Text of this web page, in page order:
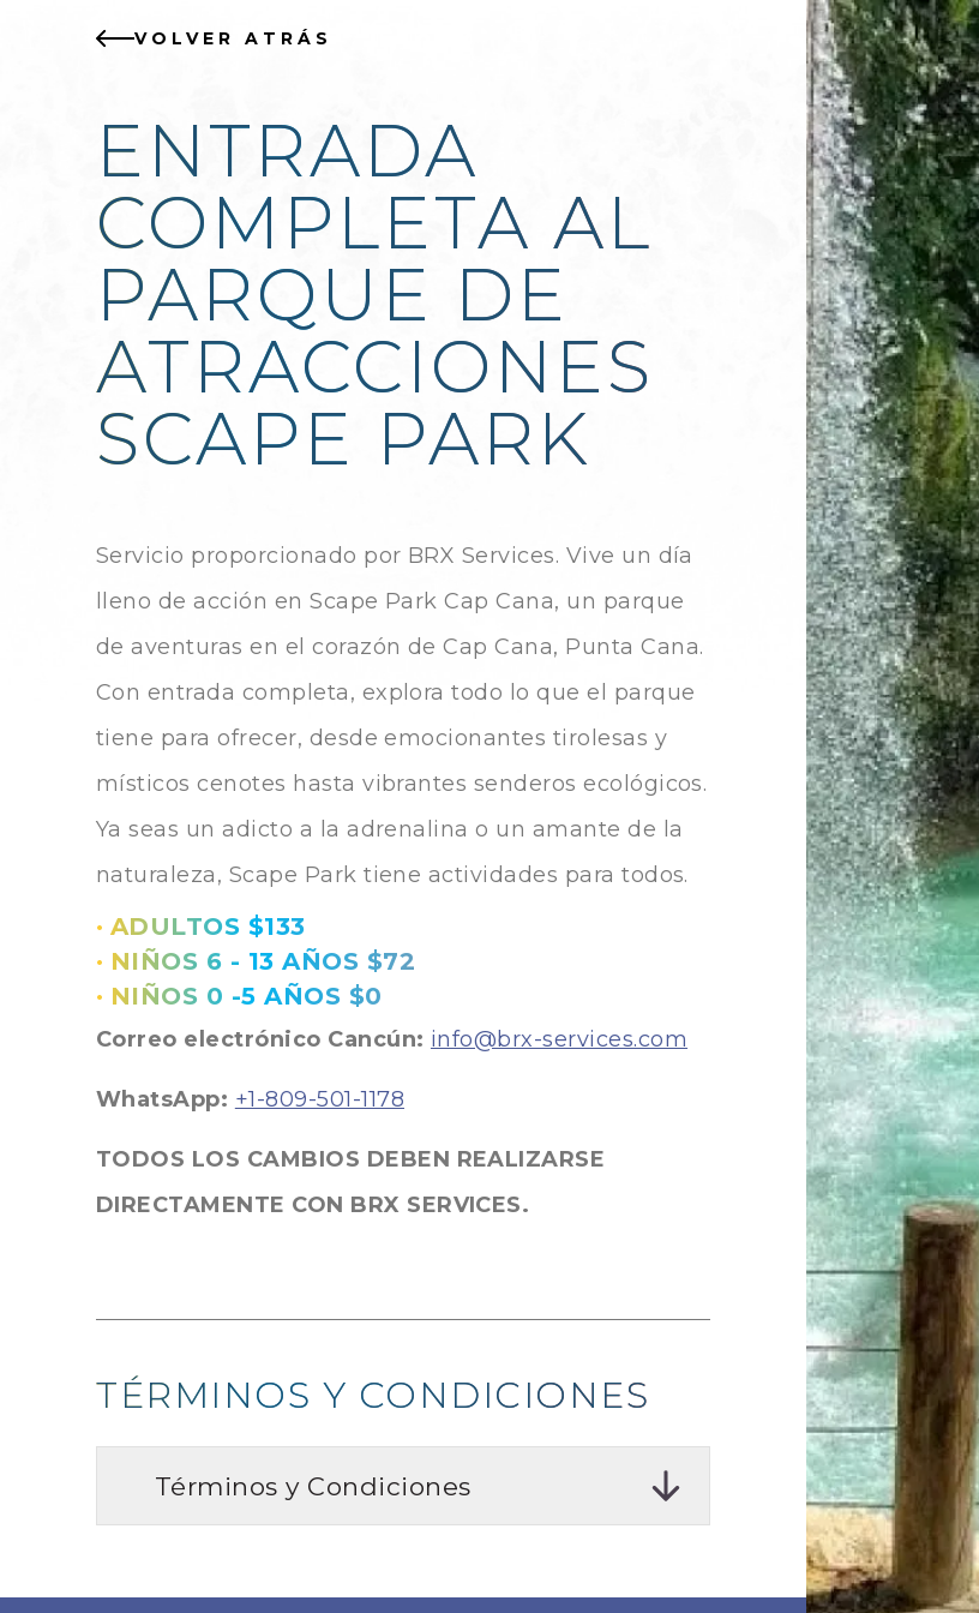
VOLVER ATRÁS
ENTRADA
COMPLETA AL
PARQUE DE
ATRACCIONES
SCAPE PARK
Servicio proporcionado por BRX Services. Vive un día
lleno de acción en Scape Park Cap Cana, un parque
de aventuras en el corazón de Cap Cana, Punta Cana.
Con entrada completa, explora todo lo que el parque
tiene para ofrecer, desde emocionantes tirolesas y
místicos cenotes hasta vibrantes senderos ecológicos.
Ya seas un adicto a la adrenalina o un amante de la
naturaleza, Scape Park tiene actividades para todos.
• ADULTOS $133
• NIÑOS 6 - 13 AÑOS $72
• NIÑOS 0 -5 AÑOS $0
Correo electrónico Cancún: info@brx-services.com
WhatsApp: +1-809-501-1178
TODOS LOS CAMBIOS DEBEN REALIZARSE
DIRECTAMENTE CON BRX SERVICES.
TÉRMINOS Y CONDICIONES
Términos y Condiciones